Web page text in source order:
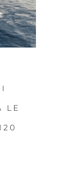
LE
to the